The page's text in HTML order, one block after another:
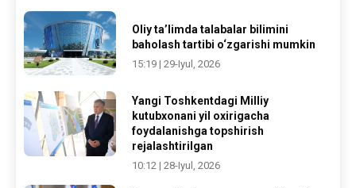
Oliy ta’limda talabalar bilimini
baholash tartibi o‘zgarishi mumkin
15:19 | 29-Iyul, 2026
Yangi Toshkentdagi Milliy
kutubxonani yil oxirigacha
foydalanishga topshirish
rejalashtirilgan
10:12 | 28-Iyul, 2026